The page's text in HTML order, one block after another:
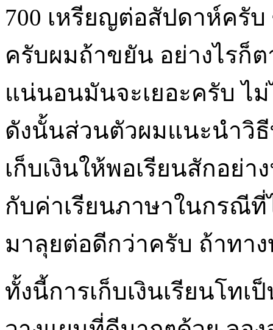
700 เหรียญต่อสัปดาห์ครั
ครับผมถ้าขยัน อย่างไรก็
แน่นอนมันจะเยอะครับ ไ
ดังนั้นส่วนตัวผมแนะนำวิ
เก็บเงินให้พอเรียนสักอย่
กับค่าเรียนภาษาในกรณีที่
มาลุยต่อดีกว่าครับ ถ้าทา
ทั้งนี้การเก็บเงินเรียนโท